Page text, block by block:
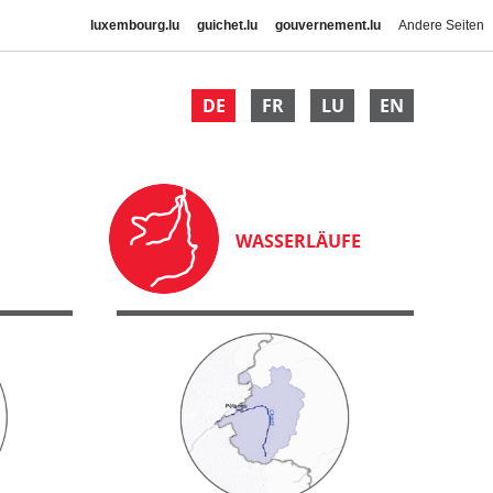
luxembourg.lu guichet.lu gouvernement.lu Andere Seiten
DE FR LU EN
WASSERLÄUFE